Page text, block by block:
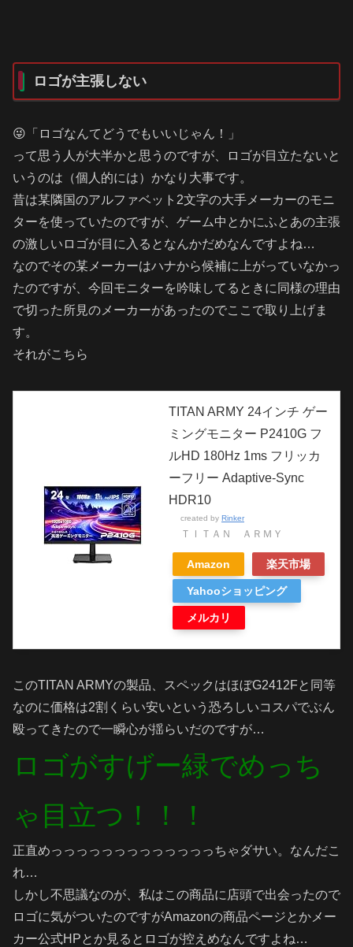
ロゴが主張しない
😜「ロゴなんてどうでもいいじゃん！」
って思う人が大半かと思うのですが、ロゴが目立たないと
いうのは（個人的には）かなり大事です。
昔は某隣国のアルファベット2文字の大手メーカーのモニ
ターを使っていたのですが、ゲーム中とかにふとあの主張
の激しいロゴが目に入るとなんかだめなんですよね…
なのでその某メーカーはハナから候補に上がっていなかっ
たのですが、今回モニターを吟味してるときに同様の理由
で切った所見のメーカーがあったのでここで取り上げま
す。
それがこちら
TITAN ARMY 24インチ ゲー
ミングモニター P2410G フ
ルHD 180Hz 1ms フリッカ
ーフリー Adaptive-Sync
HDR10
created by Rinker
ＴＩＴＡＮ ＡＲＭＹ
Amazon 楽天市場
Yahooショッピング
メルカリ
このTITAN ARMYの製品、スペックはほぼG2412Fと同等
なのに価格は2割くらい安いという恐ろしいコスパでぶん
殴ってきたので一瞬心が揺らいだのですが…
ロゴがすげー緑でめっち
ゃ目立つ！！！
正直めっっっっっっっっっっっっっちゃダサい。なんだこ
れ…
しかし不思議なのが、私はこの商品に店頭で出会ったので
ロゴに気がついたのですがAmazonの商品ページとかメー
カー公式HPとか見るとロゴが控えめなんですよね…